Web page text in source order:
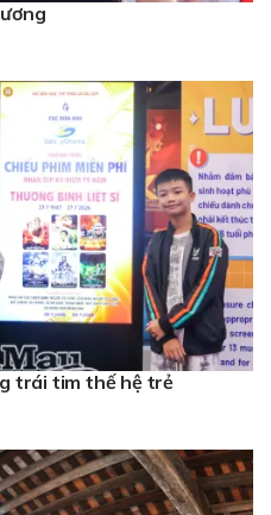
trái tim thế hệ trẻ